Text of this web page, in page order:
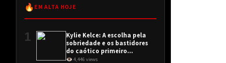
🔥 EM ALTA HOJE
1
Kylie Kelce: A escolha pela
sobriedade e os bastidores
do caótico primeiro
encontro
👁 4,446 views